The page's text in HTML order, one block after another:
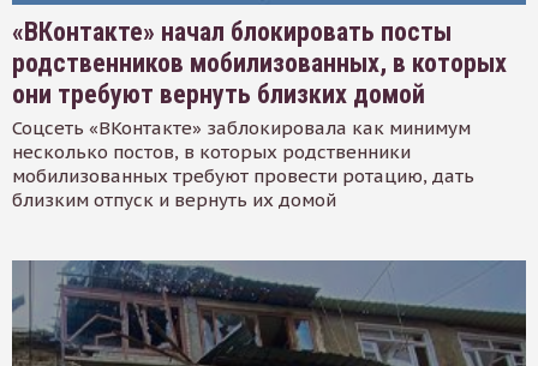
«ВКонтакте» начал блокировать посты
родственников мобилизованных, в которых
они требуют вернуть близких домой
Соцсеть «ВКонтакте» заблокировала как минимум
несколько постов, в которых родственники
мобилизованных требуют провести ротацию, дать
близким отпуск и вернуть их домой